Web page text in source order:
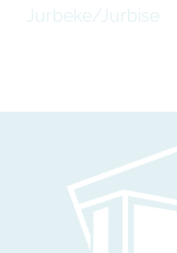
Jurbeke/Jurbise